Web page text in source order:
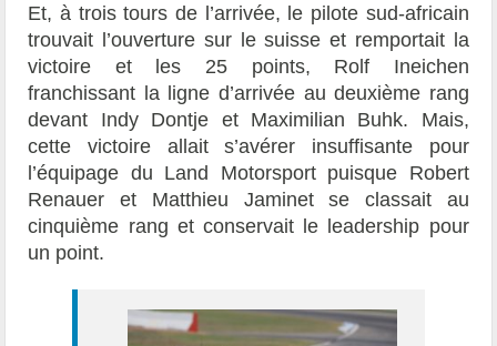
Et, à trois tours de l’arrivée, le pilote sud-africain
trouvait l’ouverture sur le suisse et remportait la
victoire et les 25 points, Rolf Ineichen
franchissant la ligne d’arrivée au deuxième rang
devant Indy Dontje et Maximilian Buhk. Mais,
cette victoire allait s’avérer insuffisante pour
l’équipage du Land Motorsport puisque Robert
Renauer et Matthieu Jaminet se classait au
cinquième rang et conservait le leadership pour
un point.